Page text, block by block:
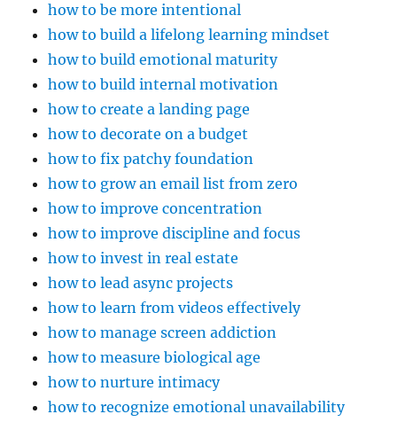
how to be more intentional
how to build a lifelong learning mindset
how to build emotional maturity
how to build internal motivation
how to create a landing page
how to decorate on a budget
how to fix patchy foundation
how to grow an email list from zero
how to improve concentration
how to improve discipline and focus
how to invest in real estate
how to lead async projects
how to learn from videos effectively
how to manage screen addiction
how to measure biological age
how to nurture intimacy
how to recognize emotional unavailability